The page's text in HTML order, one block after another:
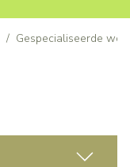
/ Gespecialiseerde